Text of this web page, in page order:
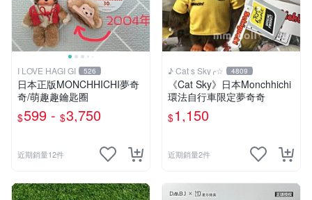
I LOVE HAGI GI 526
日本正版MONCHHICHI夢奇
奇/萌趣趣鑰匙圈
$599 - $3,750
近期銷量12件
♪ Cat s Sky╭☆ 4809
《Cat Sky》日本Monchhichi
環法自行車限定夢奇奇
$1,150
近期銷量2件